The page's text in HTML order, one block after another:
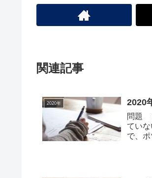
関連記事
2020年 2020
問題
てい
で、